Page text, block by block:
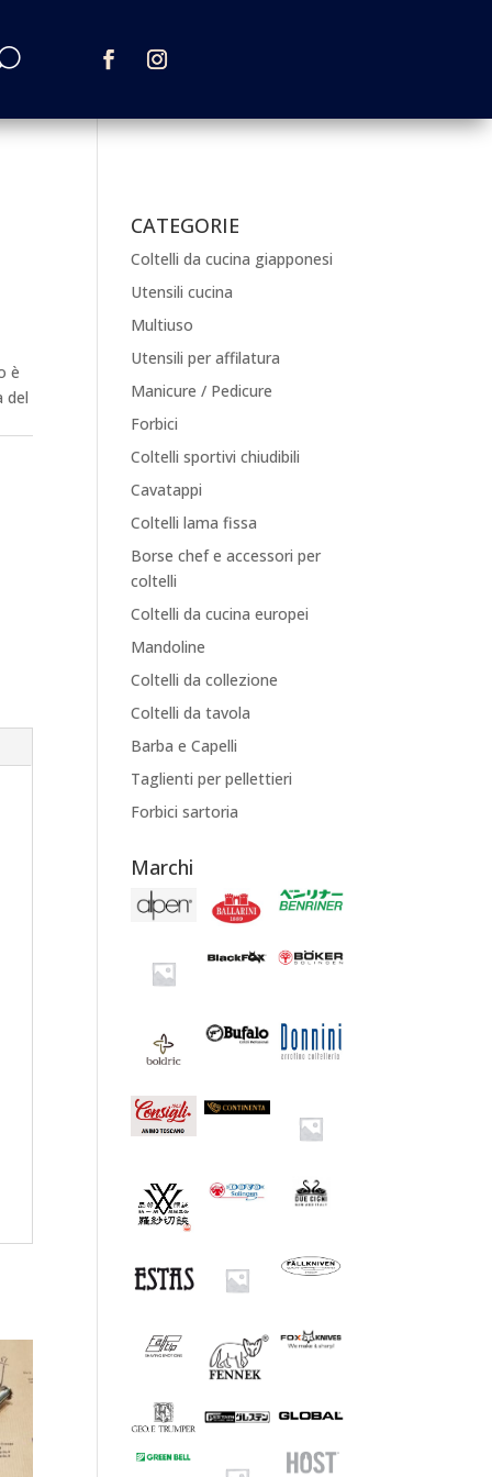
è
del
CATEGORIE
Coltelli da cucina giapponesi
Utensili cucina
Multiuso
Utensili per affilatura
Manicure / Pedicure
Forbici
Coltelli sportivi chiudibili
Cavatappi
Coltelli lama fissa
Borse chef e accessori per
coltelli
Coltelli da cucina europei
Mandoline
Coltelli da collezione
Coltelli da tavola
Barba e Capelli
Taglienti per pellettieri
Forbici sartoria
Marchi